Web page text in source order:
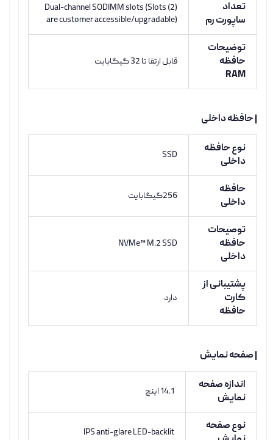
تعداد
ساپورت رم
(2) Dual-channel SODIMM slots (Slots
are customer accessible/upgradable)
توضیحات
حافظه
RAM
قابل ارتقا تا 32 گیگابایت
| حافظه داخلی
نوع حافظه
داخلی
SSD
حافظه
داخلی
256گیگابایت
توصیحات
حافظه
داخلی
NVMe™ M.2 SSD
پشتیبانی از
کارت
حافظه
دارد
| صفحه نمایش
اندازه صفحه
نمایش
14.1 اینچ
نوع صفحه
IPS anti-glare LED-backlit